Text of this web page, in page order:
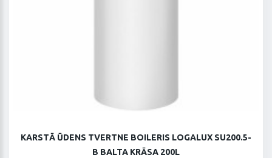
KARSTĀ ŪDENS TVERTNE BOILERIS LOGALUX SU200.5-
B BALTA KRĀSA 200L